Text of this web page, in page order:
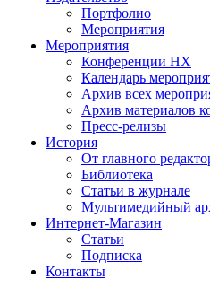
Портфолио
Мероприятия
Мероприятия
Конференции НХ
Календарь
Архив всех
Архив материалов
Пресс-релизы
История
От главного
Библиотека
Статьи в журнале
Мультимедийный
Интернет-Магазин
Статьи
Подписка
Контакты